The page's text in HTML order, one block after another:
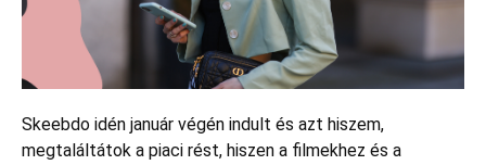
Skeebdo idén január végén indult és azt hiszem,
megtaláltátok a piaci rést, hiszen a filmekhez és a